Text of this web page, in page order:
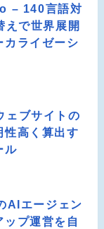
– 140言語対
えで世界展開
カライゼーシ
ブサイトの
性高く算出す
ル
AIエージェン
ップ運営を自